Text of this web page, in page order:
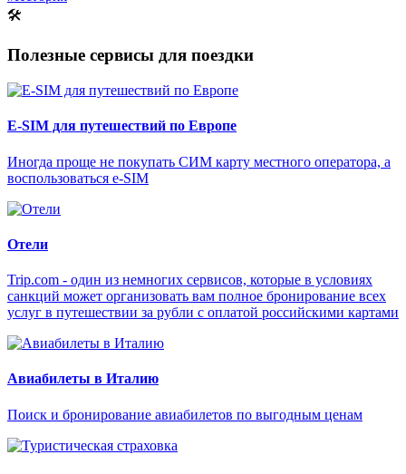
🛠
Полезные сервисы для поездки
E-SIM для путешествий по Европе
Иногда проще не покупать СИМ карту местного оператора, а
воспользоваться e-SIM
Отели
Trip.com - один из немногих сервисов, которые в условиях
санкций может организовать вам полное бронирование всех
услуг в путешествии за рубли с оплатой российскими картами
Авиабилеты в Италию
Поиск и бронирование авиабилетов по выгодным ценам